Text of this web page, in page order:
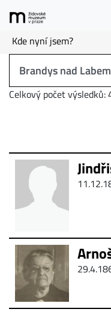
Kde nyní jsem?
Celkový počet výsledků: